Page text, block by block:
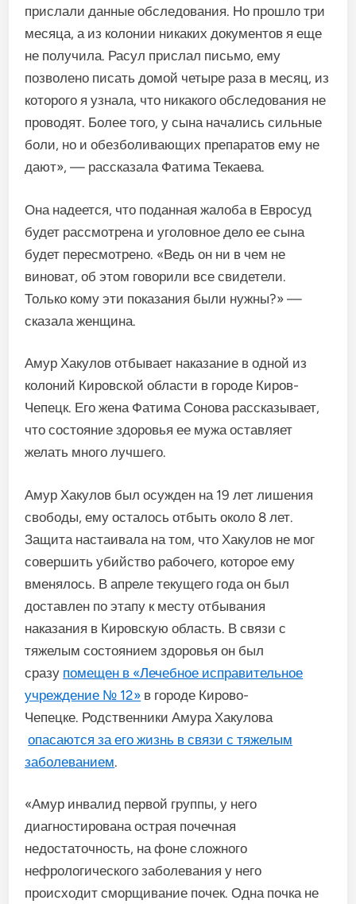
прислали данные обследования. Но прошло три
месяца, а из колонии никаких документов я еще
не получила. Расул прислал письмо, ему
позволено писать домой четыре раза в месяц, из
которого я узнала, что никакого обследования не
проводят. Более того, у сына начались сильные
боли, но и обезболивающих препаратов ему не
дают», — рассказала Фатима Текаева.
Она надеется, что поданная жалоба в Евросуд
будет рассмотрена и уголовное дело ее сына
будет пересмотрено. «Ведь он ни в чем не
виноват, об этом говорили все свидетели.
Только кому эти показания были нужны?» —
сказала женщина.
Амур Хакулов отбывает наказание в одной из
колоний Кировской области в городе Киров-
Чепецк. Его жена Фатима Сонова рассказывает,
что состояние здоровья ее мужа оставляет
желать много лучшего.
Амур Хакулов был осужден на 19 лет лишения
свободы, ему осталось отбыть около 8 лет.
Защита настаивала на том, что Хакулов не мог
совершить убийство рабочего, которое ему
вменялось. В апреле текущего года он был
доставлен по этапу к месту отбывания
наказания в Кировскую область. В связи с
тяжелым состоянием здоровья он был
сразу помещен в «Лечебное исправительное
учреждение № 12» в городе Кирово-
Чепецке. Родственники Амура Хакулова
опасаются за его жизнь в связи с тяжелым
заболеванием.
«Амур инвалид первой группы, у него
диагностирована острая почечная
недостаточность, на фоне сложного
нефрологического заболевания у него
происходит сморщивание почек. Одна почка не